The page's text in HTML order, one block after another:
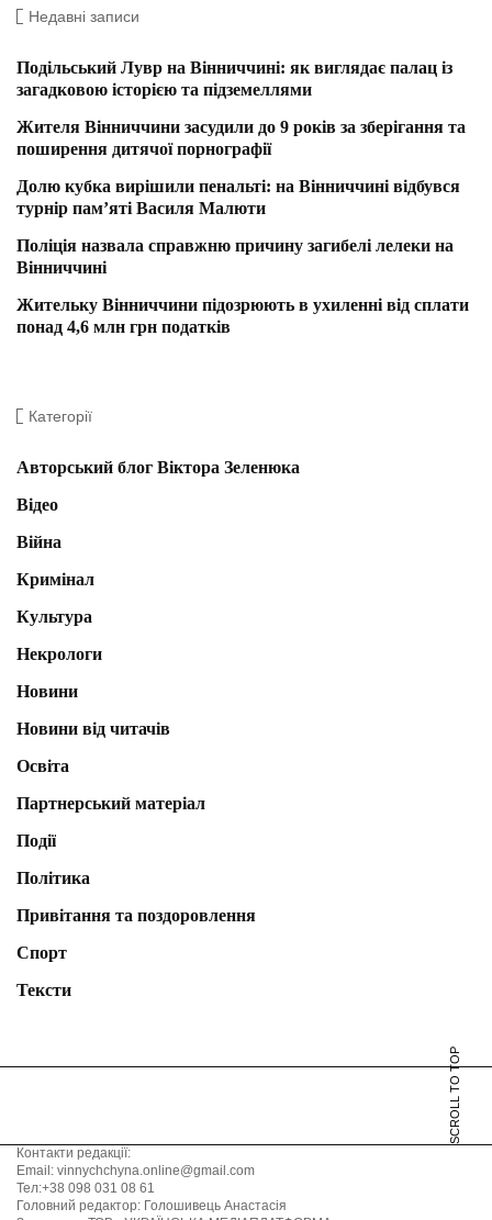
Недавні записи
Подільський Лувр на Вінниччині: як виглядає палац із
загадковою історією та підземеллями
Жителя Вінниччини засудили до 9 років за зберігання та
поширення дитячої порнографії
Долю кубка вирішили пенальті: на Вінниччині відбувся
турнір пам’яті Василя Малюти
Поліція назвала справжню причину загибелі лелеки на
Вінниччині
Жительку Вінниччини підозрюють в ухиленні від сплати
понад 4,6 млн грн податків
Категорії
Авторський блог Віктора Зеленюка
Відео
Війна
Кримінал
Культура
Некрологи
Новини
Новини від читачів
Освіта
Партнерський матеріал
Події
Політика
Привітання та поздоровлення
Спорт
Тексти
SCROLL TO TOP
Контакти редакції:
Email: vinnychchyna.online@gmail.com
Тел:+38 098 031 08 61
Головний редактор: Голошивець Анастасія